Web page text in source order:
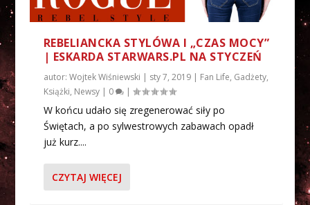
REBELIANCKA STYLÓWA I „CZAS MOCY”
| ESKARDA STARWARS.PL NA STYCZEŃ
autor: Wojtek Wiśniewski | sty 7, 2019| Fan Life, Gadżety,
Książki, Newsy| 0 |
W końcu udało się zregenerować siły po
Świętach, a po sylwestrowych zabawach opadł
już kurz....
CZYTAJ WIĘCEJ